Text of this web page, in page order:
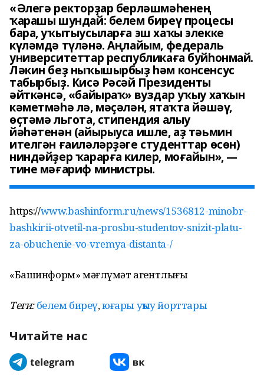
«Әлегә ректорҙар берләшмәһенең
ҡарашы шундай: белем биреү процесы
бара, уҡытыусыларға эш хаҡы элекке
күләмдә түләнә. Аңлайым, федераль
университеттар республикаға буйһонмай.
Ләкин беҙ ныҡышырбыҙ һәм консенсус
табырбыҙ. Кисә Рәсәй Президенты
әйткәнсә, «байыраҡ» вуздар уҡыу хаҡын
кәметмәһә лә, мәҫәлән, ятаҡта йәшәү,
өҫтәмә льгота, стипендия алыу
йәһәтенән (айырыуса ишле, аҙ тәьмин
ителгән ғаиләләрҙәге студенттар өсөн)
ниндәйҙер ҡарарға килер, моғайын», —
тине мәғариф министры.
https://www.bashinform.ru/news/1536812-minobr-
bashkirii-otvetil-na-prosbu-studentov-snizit-platu-
za-obuchenie-vo-vremya-distanta-/
«Башинформ» мәғлүмәт агентлығы
Теги: белем биреү,юғары уҡыу йорттары
Читайте нас